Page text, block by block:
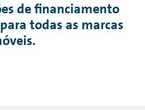
de financiamento
todas as marcas